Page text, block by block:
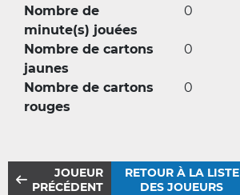
Nombre de
minute(s) jouées
0
Nombre de cartons
jaunes
0
Nombre de cartons
rouges
0
JOUEUR
PRÉCÉDENT
RETOUR À LA LISTE
DES JOUEURS